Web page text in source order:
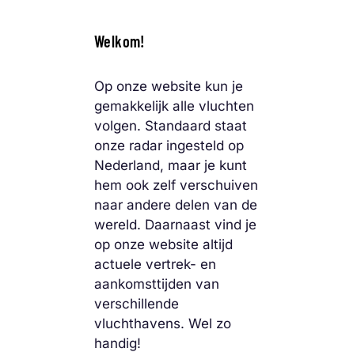
Welkom!
Op onze website kun je
gemakkelijk alle vluchten
volgen. Standaard staat
onze radar ingesteld op
Nederland, maar je kunt
hem ook zelf verschuiven
naar andere delen van de
wereld. Daarnaast vind je
op onze website altijd
actuele vertrek- en
aankomsttijden van
verschillende
vluchthavens. Wel zo
handig!